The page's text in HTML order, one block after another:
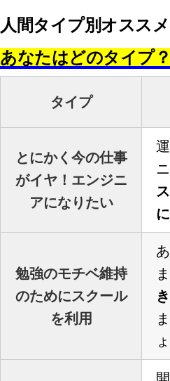
人間タイプ別オスス
あなたはどのタイプ？
タイプ
とにかく今の仕事
がイヤ！エンジニ
アになりたい
勉強のモチベ維持
のためにスクール
を利用